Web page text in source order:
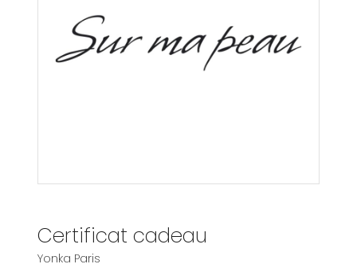
Certificat cadeau
Yonka Paris